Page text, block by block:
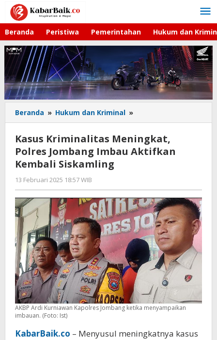
Lewati
konten
Beranda Peristiwa Pemerintahan Hukum dan
Beranda » Hukum dan Kriminal »
Kriminalitas
Meningkat,
Polres
Jombang
Kasus Kriminalitas Meningkat,
Polres Jombang Imbau Aktifkan
Kembali Siskamling
13 Februari 2025 18:57 WIB
Andika
DP
AKBP Ardi Kurniawan Kapolres Jombang ketika menyampaikan
imbauan. (Foto: Ist)
KabarBaik.co – Menyusul meningkatnya kasus